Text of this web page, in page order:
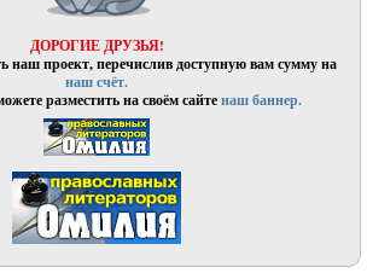
ДОРОГИЕ ДРУЗЬЯ!
наш проект, перечислив доступную вам сумму на
наш счёт.
разместить на своём сайтенаш баннер.